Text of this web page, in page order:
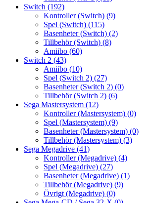
Switch (192)
Kontroller (Switch) (9)
Spel (Switch) (115)
Basenheter (Switch) (2)
Tillbehör (Switch) (8)
Amiibo (60)
Switch 2 (43)
Amiibo (10)
Spel (Switch 2) (27)
Basenheter (Switch 2) (0)
Tillbehör (Switch 2) (6)
Sega Mastersystem (12)
Kontroller (Mastersystem) (0)
Spel (Mastersystem) (9)
Basenheter (Mastersystem) (0)
Tillbehör (Mastersystem) (3)
Sega Megadrive (41)
Kontroller (Megadrive) (4)
Spel (Megadrive) (27)
Basenheter (Megadrive) (1)
Tillbehör (Megadrive) (9)
Övrigt (Megadrive) (0)